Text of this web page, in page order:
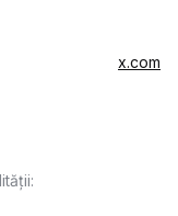
x.com